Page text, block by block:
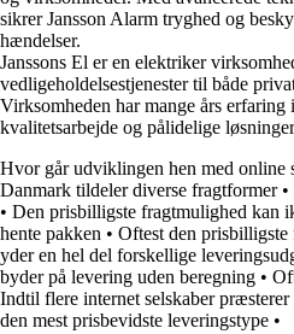
sikrer Jansson Alarm tryghed og
hændelser.
Janssons El er en elektriker
vedligeholdelsestjenester til både
Virksomheden har mange års
kvalitetsarbejde og pålidelige
Hvor går udviklingen hen med online
Danmark tildeler diverse fragtformer•
• Den prisbilligste fragtmulighed kan
hente pakken • Oftest den
yder en hel del forskellige
byder på levering uden beregning •
Indtil flere internet selskaber
den mest prisbevidste leveringstype •